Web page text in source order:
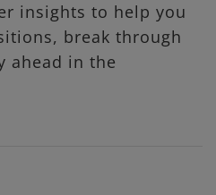
insights to help you
break through
ahead in the